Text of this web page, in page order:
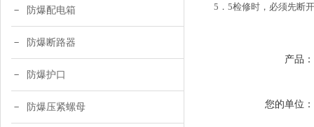
防爆配电箱
防爆断路器
防爆护口
防爆压紧螺母
5 ．5检修时，必须先断
产品：
您的单位：